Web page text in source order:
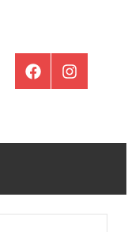
FacebookInstagram